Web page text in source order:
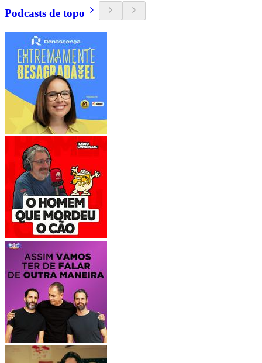
Podcasts de topo